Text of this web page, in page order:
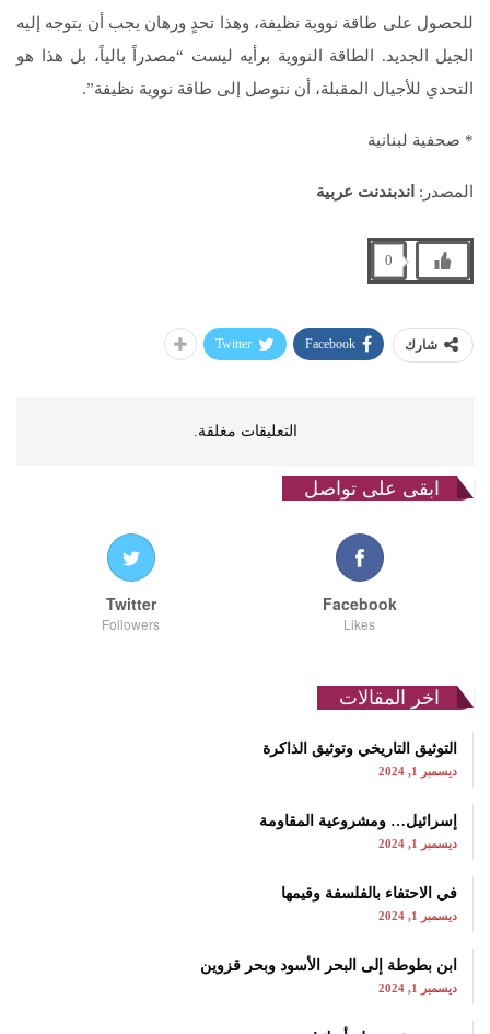
للحصول على طاقة نووية نظيفة، وهذا تحدٍ ورهان يجب أن يتوجه إليه
الجيل الجديد. الطاقة النووية برأيه ليست “مصدراً بالياً، بل هذا هو
التحدي للأجيال المقبلة، أن نتوصل إلى طاقة نووية نظيفة”.
* صحفية لبنانية
المصدر: اندبندنت عربية
0
شارك Facebook
Twitter
التعليقات مغلقة.
ابقى على تواصل
Facebook
Likes
Twitter
Followers
اخر المقالات
التوثيق التاريخي وتوثيق الذاكرة
ديسمبر 1, 2024
إسرائيل… ومشروعية المقاومة
ديسمبر 1, 2024
في الاحتفاء بالفلسفة وقيمها
ديسمبر 1, 2024
ابن بطوطة إلى البحر الأسود وبحر قزوين
ديسمبر 1, 2024